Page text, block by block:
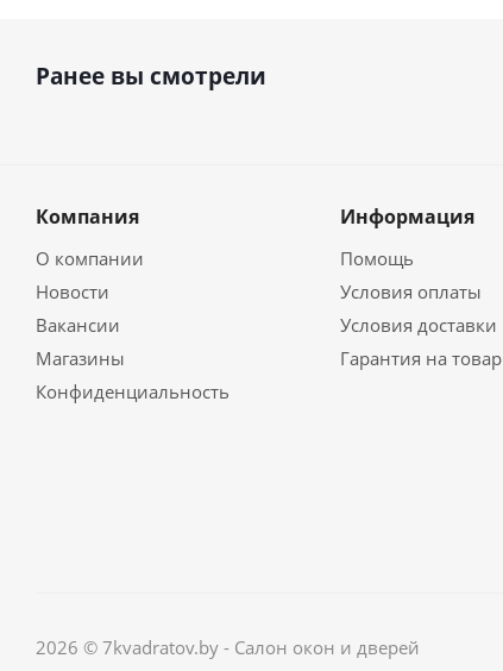
Ранее вы смотрели
Компания
О компании
Новости
Вакансии
Магазины
Конфиденциальность
Информация
Помощь
Условия оплаты
Условия доставки
Гарантия на товар
2026 © 7kvadratov.by - Салон окон и дверей